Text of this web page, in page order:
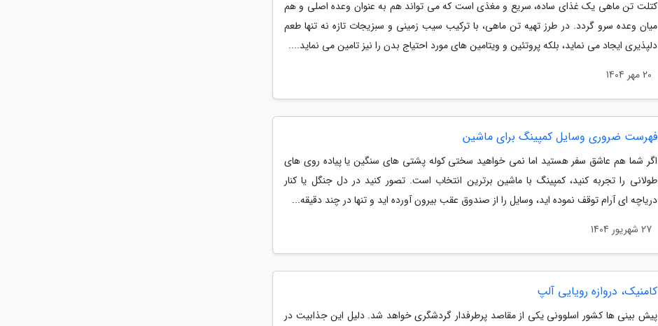
کتلت تن ماهی یک غذای ساده، سریع و مغذی است که می تواند هم به عنوان وعده اصلی و هم
میان وعده سرو گردد. در طرز تهیه تن ماهی، با ترکیب سیب زمینی و سبزیجات تازه نه تنها طعم
دلپذیری ایجاد می نماید، بلکه پروتئین و ویتامین های مورد احتیاج بدن را نیز تامین می نماید....
20 مهر 1404
فهرست ضروری وسایل کمپینگ برای ماشین
اگر شما هم عاشق سفر هستید اما نمی خواهید سختی کوله پشتی های سنگین یا پیاده روی های
طولانی را تجربه کنید، کمپینگ با ماشین برترین انتخاب است. تصور کنید در دل جنگل یا کنار
دریاچه ای آرام توقف نموده اید، وسایل را از صندوق عقب بیرون آورده اید و تنها در چند دقیقه...
27 شهریور 1404
کامنیک، دروازه رویایی آلپ
پیش بینی ها کشور اسلوونی یکی از مقاصد پرطرفدار گردشگری خواهد شد. دلیل این جذابیت در